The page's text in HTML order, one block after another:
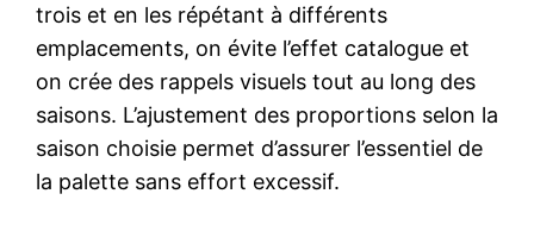
trois et en les répétant à différents
emplacements, on évite l’effet catalogue et
on crée des rappels visuels tout au long des
saisons. L’ajustement des proportions selon la
saison choisie permet d’assurer l’essentiel de
la palette sans effort excessif.